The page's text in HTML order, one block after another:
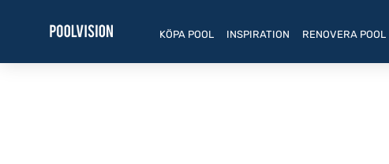
KÖPA POOL INSPIRATION RENOVERA POOL